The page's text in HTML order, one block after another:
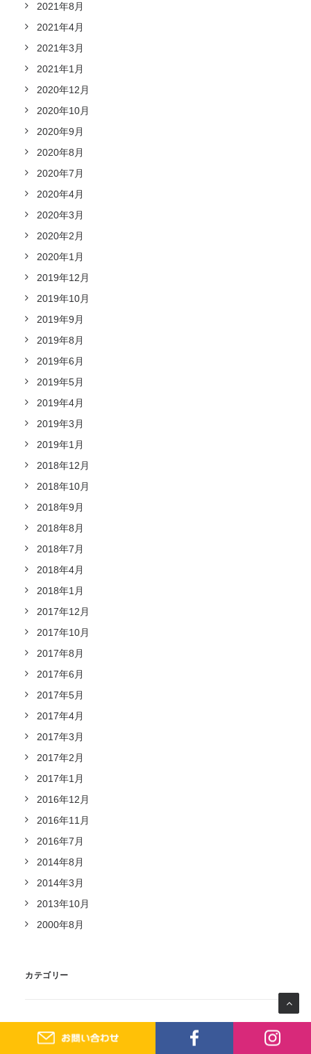
2021年8月
2021年4月
2021年3月
2021年1月
2020年12月
2020年10月
2020年9月
2020年8月
2020年7月
2020年4月
2020年3月
2020年2月
2020年1月
2019年12月
2019年10月
2019年9月
2019年8月
2019年6月
2019年5月
2019年4月
2019年3月
2019年1月
2018年12月
2018年10月
2018年9月
2018年8月
2018年7月
2018年4月
2018年1月
2017年12月
2017年10月
2017年8月
2017年6月
2017年5月
2017年4月
2017年3月
2017年2月
2017年1月
2016年12月
2016年11月
2016年7月
2014年8月
2014年3月
2013年10月
2000年8月
カテゴリー